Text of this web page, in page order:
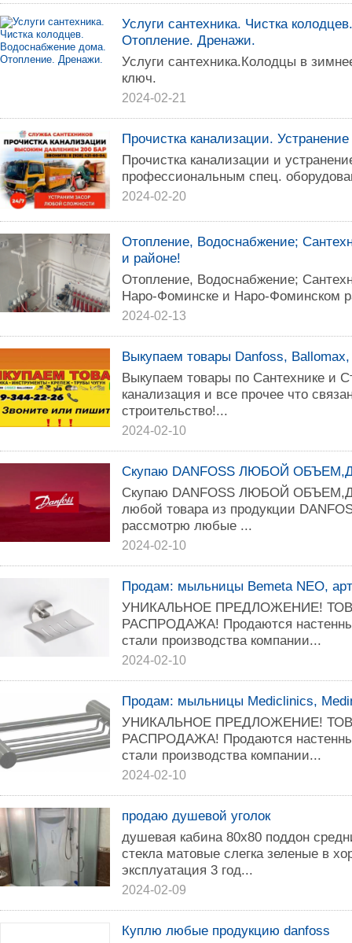
Услуги сантехника. Чистка
Отопление. Дренажи.
Услуги сантехника.Колодцы в
ключ.
2024-02-21
Прочистка канализации. Устранение
Прочистка канализации и
профессиональным спец.
2024-02-20
Отопление, Водоснабжение;
и районе!
Отопление, Водоснабжение;
Наро-Фоминске и Наро-Фоминском
2024-02-13
Выкупаем товары Danfoss,
Выкупаем товары по Сантехнике и
канализация и все прочее что
строительство!...
2024-02-10
Скупаю DANFOSS ЛЮБОЙ
Скупаю DANFOSS ЛЮБОЙ
любой товара из продукции
рассмотрю любые ...
2024-02-10
Продам: мыльницы Bemeta NEO,
УНИКАЛЬНОЕ ПРЕДЛОЖЕНИЕ!
РАСПРОДАЖА! Продаются
стали производства компании...
2024-02-10
Продам: мыльницы Mediclinics,
УНИКАЛЬНОЕ ПРЕДЛОЖЕНИЕ!
РАСПРОДАЖА! Продаются
стали производства компании...
2024-02-10
продаю душевой уголок
душевая кабина 80х80 поддон
стекла матовые слегка зеленые в
эксплуатация 3 год...
2024-02-09
Куплю любые продукцию danfoss